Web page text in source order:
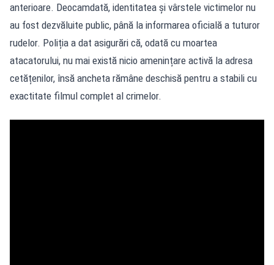
anterioare. Deocamdată, identitatea și vârstele victimelor nu
au fost dezvăluite public, până la informarea oficială a tuturor
rudelor. Poliția a dat asigurări că, odată cu moartea
atacatorului, nu mai există nicio amenințare activă la adresa
cetățenilor, însă ancheta rămâne deschisă pentru a stabili cu
exactitate filmul complet al crimelor.